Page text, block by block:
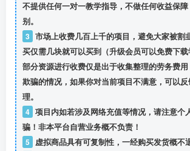
不提供任何一对一教学指导，不做任何收益保
别。
3 市场上收费几百上千的项目，避免大家被割
买仅需几块就可以买到（升级会员可以免费下
部分资源进行收费仅是出于收集整理的劳务费
欺骗的情况，如果你对当前项目不满意，可以
理。
4 项目内如若涉及网络充值等情况，请注意个
骗！非本平台自营业务概不负责！
5
虚拟商品具有可复制性，一经购买发货概不